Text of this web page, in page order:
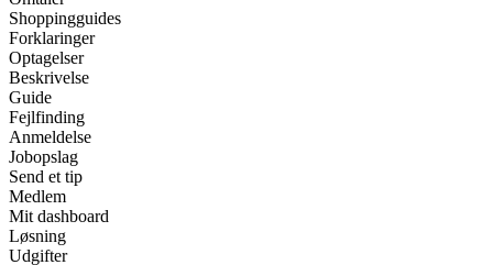
Shoppingguides
Forklaringer
Optagelser
Beskrivelse
Guide
Fejlfinding
Anmeldelse
Jobopslag
Send et tip
Medlem
Mit dashboard
Løsning
Udgifter